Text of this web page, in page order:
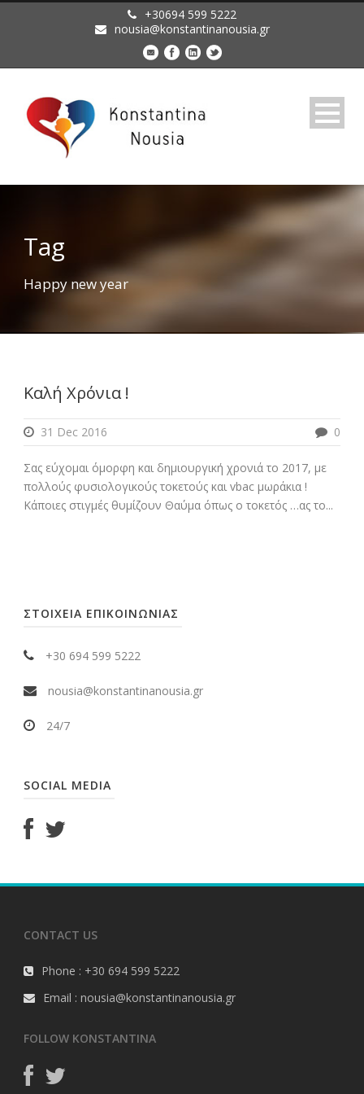
+30694 599 5222
nousia@konstantinanousia.gr
Tag
Happy new year
Καλή Χρόνια !
31 Dec 2016 0
Σας εύχομαι όμορφη και δημιουργική χρονιά το 2017, με
πολλούς φυσιολογικούς τοκετούς και vbac μωράκια !
Κάποιες στιγμές θυμίζουν Θαύμα όπως ο τοκετός …ας το...
ΣΤΟΙΧΕΙΑ ΕΠΙΚΟΙΝΩΝΙΑΣ
+30 694 599 5222
nousia@konstantinanousia.gr
24/7
SOCIAL MEDIA
CONTACT US
Phone : +30 694 599 5222
Email : nousia@konstantinanousia.gr
FOLLOW KONSTANTINA